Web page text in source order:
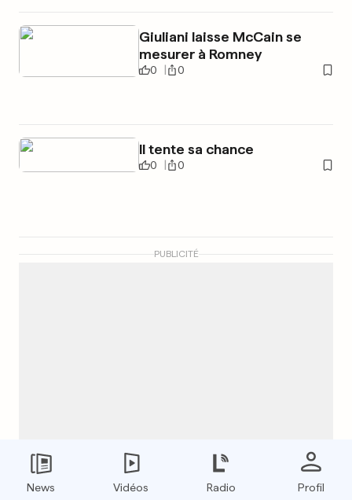
Giuliani laisse McCain se
mesurer à Romney
0 0
Il tente sa chance
0 0
PUBLICITÉ
News Vidéos Radio Profil